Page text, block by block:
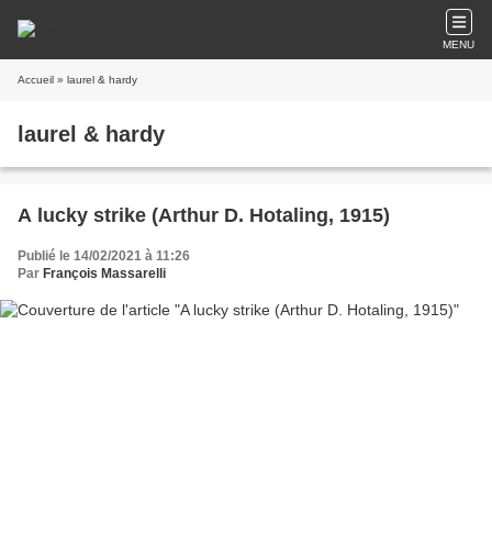
MENU
Accueil » laurel & hardy
laurel & hardy
A lucky strike (Arthur D. Hotaling, 1915)
Publié le 14/02/2021 à 11:26
Par François Massarelli